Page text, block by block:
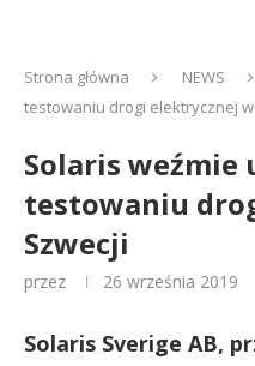
Strona główna NEWS
testowaniu drogi elektrycznej w
Solaris weźmie
testowaniu
Szwecji
przez 26 września 2019
Solaris Sverige AB,